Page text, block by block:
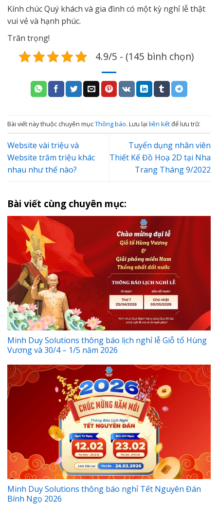
Kính chúc Quý khách và gia đình có một kỳ nghỉ lễ thật
vui vẻ và hạnh phúc.
Trân trọng!
4.9/5 - (145 bình chọn)
Bài viết này thuộc chuyên mụcThông báo. Lưu lại liên kếtđể lưu trữ.
Website vài triệu và
Website trăm triệu khác
nhau như thế nào?
Tuyển dụng nhân viên
Thiết Kế Đồ Hoạ 2D tại Nha
Trang Tháng 9/2022
Bài viết cùng chuyên mục:
Minh Duy Solutions thông báo lịch nghỉ lễ Giỗ tổ Hùng
Vương và 30/4 – 1/5 năm 2026
Minh Duy Solutions thông báo nghỉ Tết Nguyên Đán
Bính Ngọ 2026